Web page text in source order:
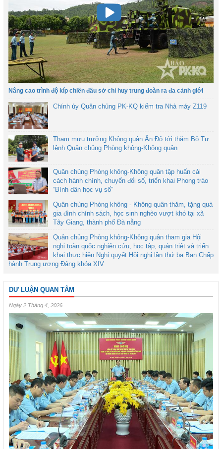
Nâng cao trình độ kíp chiến đấu sở chỉ huy trung đoàn ra đa cảnh giới
Chính ủy Quân chủng PK-KQ kiểm tra Nhà máy Z119
Tham mưu trưởng Không quân Ấn Độ tới thăm Bộ Tư
lệnh Quân chủng Phòng không-Không quân
Quân chủng Phòng không-Không quân tập huấn cải
cách hành chính, chuyển đổi số, triển khai Phong trào
“Bình dân học vụ số”
Quân chủng Phòng không - Không quân thăm, tặng quà
gia đình chính sách, học sinh nghèo vượt khó tại xã
Tây Giang, thành phố Đà nẵng
Quân chủng Phòng không-Không quân tham gia Hội
nghị toàn quốc nghiên cứu, học tập, quán triệt và triển
khai thực hiện Nghị quyết Hội nghị lần thứ ba Ban Chấp
hành Trung ương Đảng khóa XIV
DƯ LUẬN QUAN TÂM
Ngày 2 Tháng 4, 2026